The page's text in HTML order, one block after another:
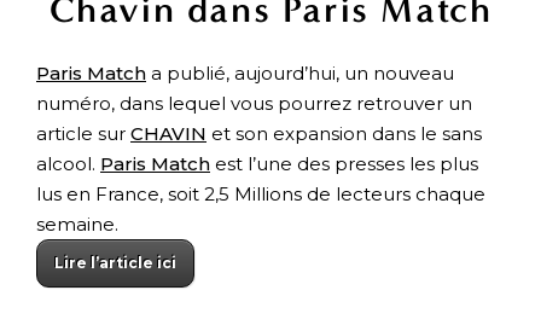
Chavin dans Paris Match
Paris Match a publié, aujourd’hui, un nouveau
numéro, dans lequel vous pourrez retrouver un
article sur CHAVIN et son expansion dans le sans
alcool. Paris Match est l’une des presses les plus
lus en France, soit 2,5 Millions de lecteurs chaque
semaine.
Lire l’article ici